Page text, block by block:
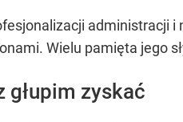
Wielu pamięta jego
głupim zyskać